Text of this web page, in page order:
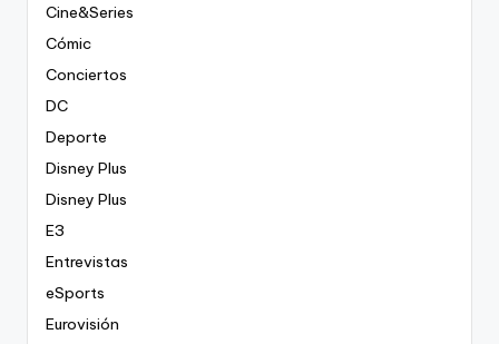
Cine&Series
Cómic
Conciertos
DC
Deporte
Disney Plus
Disney Plus
E3
Entrevistas
eSports
Eurovisión